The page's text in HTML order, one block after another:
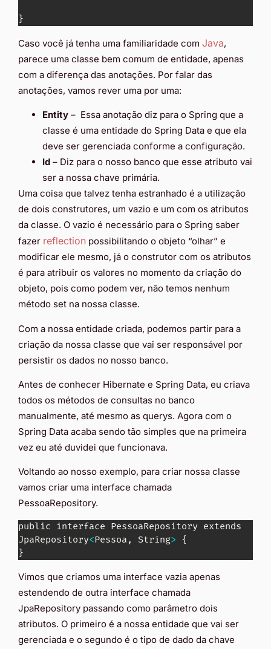
}
Caso você já tenha uma familiaridade com Java,
parece uma classe bem comum de entidade, apenas
com a diferença das anotações. Por falar das
anotações, vamos rever uma por uma:
Entity – Essa anotação diz para o Spring que a
classe é uma entidade do Spring Data e que ela
deve ser gerenciada conforme a configuração.
Id – Diz para o nosso banco que esse atributo vai
ser a nossa chave primária.
Uma coisa que talvez tenha estranhado é a utilização
de dois construtores, um vazio e um com os atributos
da classe. O vazio é necessário para o Spring saber
fazer reflection possibilitando o objeto “olhar” e
modificar ele mesmo, já o construtor com os atributos
é para atribuir os valores no momento da criação do
objeto, pois como podem ver, não temos nenhum
método set na nossa classe.
Com a nossa entidade criada, podemos partir para a
criação da nossa classe que vai ser responsável por
persistir os dados no nosso banco.
Antes de conhecer Hibernate e Spring Data, eu criava
todos os métodos de consultas no banco
manualmente, até mesmo as querys. Agora com o
Spring Data acaba sendo tão simples que na primeira
vez eu até duvidei que funcionava.
Voltando ao nosso exemplo, para criar nossa classe
vamos criar uma interface chamada
PessoaRepository.
public interface PessoaRepository extends
JpaRepository<Pessoa, String> {
}
Vimos que criamos uma interface vazia apenas
estendendo de outra interface chamada
JpaRepository passando como parâmetro dois
atributos. O primeiro é a nossa entidade que vai ser
gerenciada e o segundo é o tipo de dado da chave